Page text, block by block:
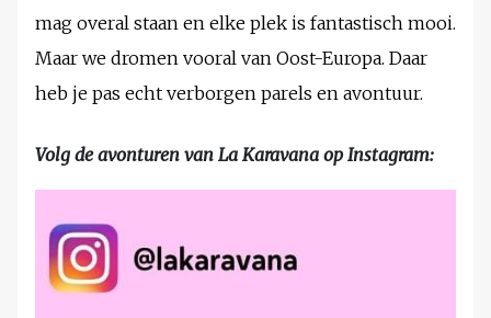
mag overal staan en elke plek is fantastisch mooi.
Maar we dromen vooral van Oost-Europa. Daar
heb je pas echt verborgen parels en avontuur.
Volg de avonturen van La Karavana op Instagram: